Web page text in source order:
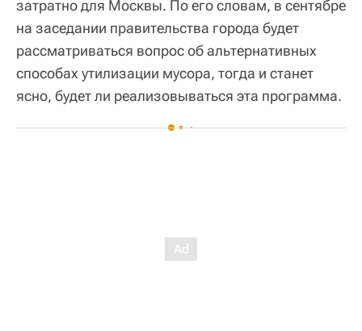
затратно для Москвы. По его словам, в сентябре
на заседании правительства города будет
рассматриваться вопрос об альтернативных
способах утилизации мусора, тогда и станет
ясно, будет ли реализовываться эта программа.